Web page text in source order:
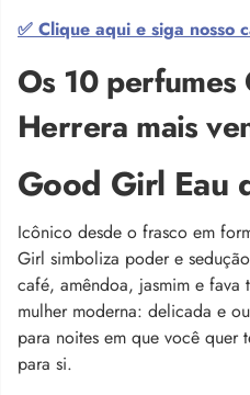
✅ Clique aqui e siga nosso
Os 10 perfumes
Herrera mais
Good Girl Eau
Icônico desde o frasco em
Girl simboliza poder e
café, amêndoa, jasmim e fava
mulher moderna: delicada e
para noites em que você quer
para si.